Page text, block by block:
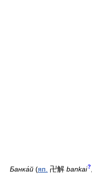
Банка́й (яп. 卍解 bankai?